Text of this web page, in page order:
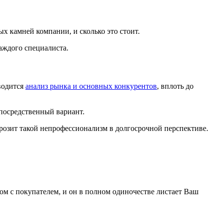
камней компании, и сколько это стоит.
специалиста.
анализ рынка и основных конкурентов, вплоть до
вариант.
такой непрофессионализм в долгосрочной перспективе.
с покупателем, и он в полном одиночестве листает Ваш